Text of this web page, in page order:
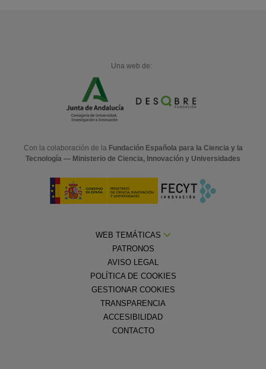
Una web de:
Con la colaboración de la Fundación Española para la Ciencia y la
Tecnología — Ministerio de Ciencia, Innovación y Universidades
WEB TEMÁTICAS
PATRONOS
AVISO LEGAL
POLÍTICA DE COOKIES
GESTIONAR COOKIES
TRANSPARENCIA
ACCESIBILIDAD
CONTACTO